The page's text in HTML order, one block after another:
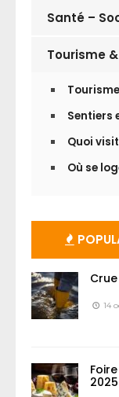
Santé –
Tourisme
Tourisme
Sentiers
Quoi
Où se
14
2025